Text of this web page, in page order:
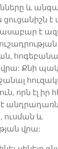
և
է
է
վրա: Քնի
որն էլ իր
և
վրա: